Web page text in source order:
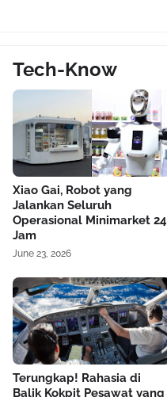
Tech-Know
Xiao Gai, Robot yang
Jalankan Seluruh
Operasional Minimarket 24
Jam
June 23, 2026
Terungkap! Rahasia di
Balik Kokpit Pesawat yang